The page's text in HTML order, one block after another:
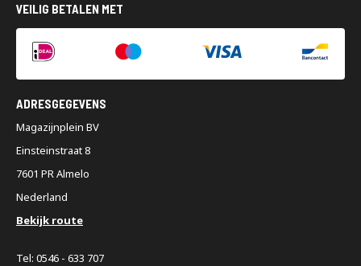
VEILIG BETALEN MET
ADRESGEGEVENS
Magazijnplein BV
Einsteinstraat 8
7601 PR Almelo
Nederland
Bekijk route
Tel: 0546 - 633 707